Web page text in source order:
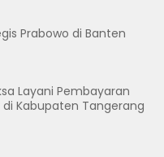
Prabowo di Banten
Layani Pembayaran
Kabupaten Tangerang